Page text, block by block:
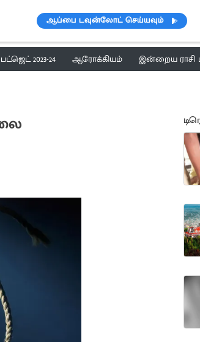
ஆப்பை டவுன்லோட் செய்யவும்
பட்ஜெட் 2023-24 ஆரோக்கியம் இன்றைய